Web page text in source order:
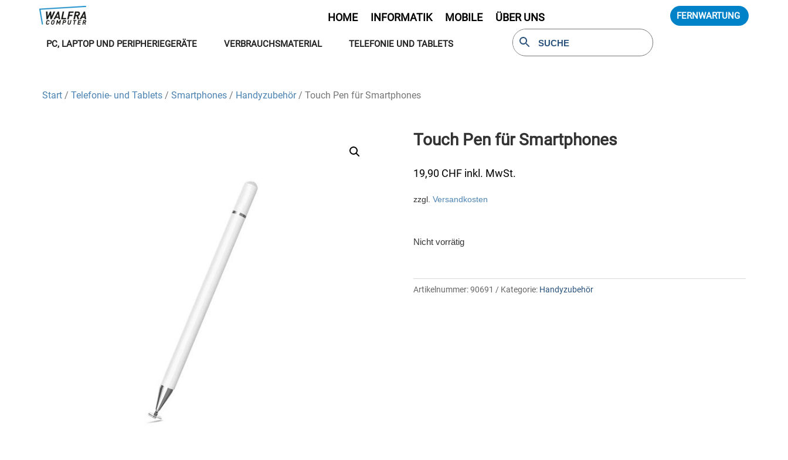
HOME INFORMATIK MOBILE ÜBER UNS FERNWARTUNG
PC, LAPTOP UND PERIPHERIEGERÄTE VERBRAUCHSMATERIAL TELEFONIE UND TABLETS
Start / Telefonie- und Tablets / Smartphones / Handyzubehör/ Touch Pen für Smartphones
Touch Pen für Smartphones
19,90 CHF inkl. MwSt.
zzgl. Versandkosten
Nicht vorrätig
Artikelnummer:90691 Kategorie: Handyzubehör